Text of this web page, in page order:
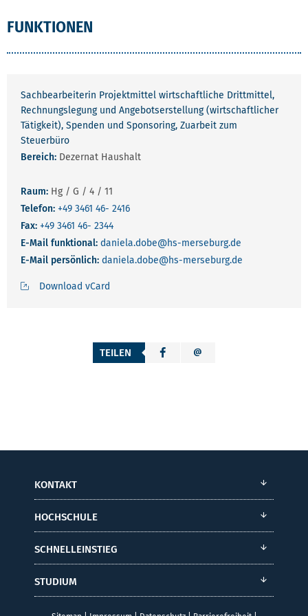
FUNKTIONEN
Sachbearbeiterin Projektmittel wirtschaftliche Drittmittel,
Rechnungslegung und Angebotserstellung (wirtschaftlicher
Tätigkeit), Spenden und Sponsoring, Zuarbeit zum
Steuerbüro
Bereich: Dezernat Haushalt
Raum: Hg / G / 4 / 11
Telefon: +49 3461 46- 2416
Fax: +49 3461 46- 2344
E-Mail funktional: daniela.dobe@hs-merseburg.de
E-Mail persönlich: daniela.dobe@hs-merseburg.de
Download vCard
TEILEN
KONTAKT
HOCHSCHULE
SCHNELLEINSTIEG
STUDIUM